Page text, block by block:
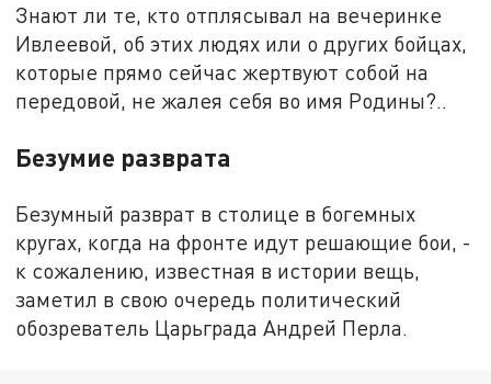
Знают ли те, кто отплясывал на вечеринке
Ивлеевой, об этих людях или о других бойцах,
которые прямо сейчас жертвуют собой на
передовой, не жалея себя во имя Родины?..
Безумие разврата
Безумный разврат в столице в богемных
кругах, когда на фронте идут решающие бои, -
к сожалению, известная в истории вещь,
заметил в свою очередь политический
обозреватель Царьграда Андрей Перла.